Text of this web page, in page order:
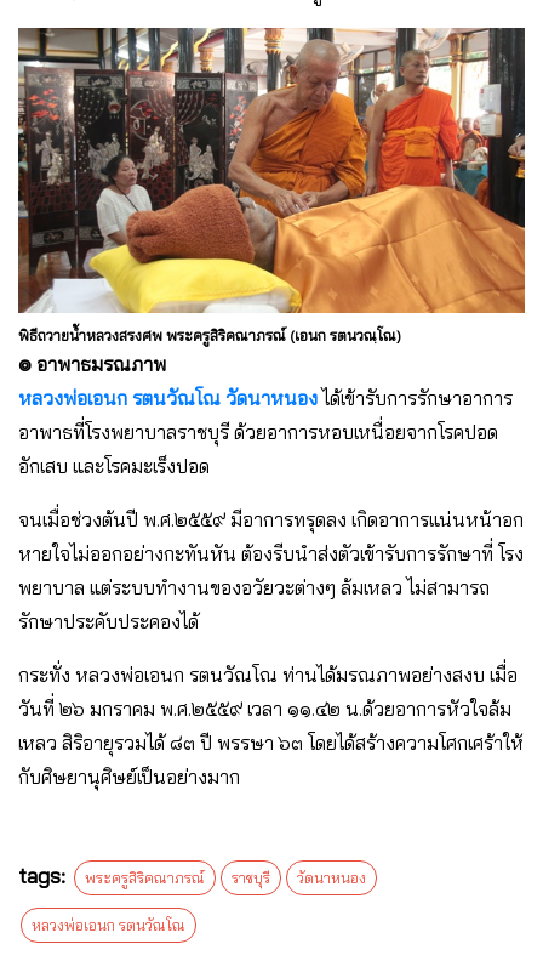
พิธีถวายน้ำหลวงสรงศพ พระครูสิริคณาภรณ์ (เอนก รตนวณฺโณ)
๏ อาพาธมรณภาพ
หลวงพ่อเอนก รตนวัณโณ วัดนาหนองได้เข้ารับการรักษาอาการ
อาพาธที่โรงพยาบาลราชบุรี ด้วยอาการหอบเหนื่อยจากโรคปอด
อักเสบ และโรคมะเร็งปอด
จนเมื่อช่วงต้นปี พ.ศ.๒๕๕๙ มีอาการทรุดลง เกิดอาการแน่นหน้าอก
หายใจไม่ออกอย่างกะทันหัน ต้องรีบนำส่งตัวเข้ารับการรักษาที่ โรง
พยาบาล แต่ระบบทำงานของอวัยวะต่างๆ ล้มเหลว ไม่สามารถ
รักษาประคับประคองได้
กระทั่ง หลวงพ่อเอนก รตนวัณโณ ท่านได้มรณภาพอย่างสงบ เมื่อ
วันที่ ๒๖ มกราคม พ.ศ.๒๕๕๙ เวลา ๑๑.๔๒ น.ด้วยอาการหัวใจล้ม
เหลว สิริอายุรวมได้ ๘๓ ปี พรรษา ๖๓ โดยได้สร้างความโศกเศร้าให้
กับศิษยานุศิษย์เป็นอย่างมาก
tags: พระครูสิริคณาภรณ์ ราชบุรี วัดนาหนอง
หลวงพ่อเอนก รตนวัณโณ